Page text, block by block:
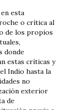
esta
o crítica al
de los propios
donde
estas críticas y
Indio hasta la
no
exterior
de